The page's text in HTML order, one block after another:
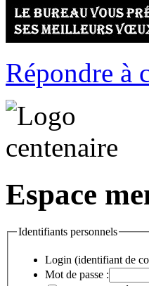
Répondre à
Espace
Identifiants personnels
Login (identifiant de
Mot de passe :